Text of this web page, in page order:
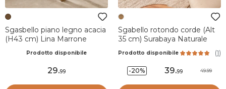
Sgasbello piano legno acacia
(H43 cm) Lina Marrone
Prodotto disponibile
29.99
Sgabello rotondo corde (Alt
35 cm) Surabaya Naturale
Prodotto disponibile (1)
-20% 39.99 49.99